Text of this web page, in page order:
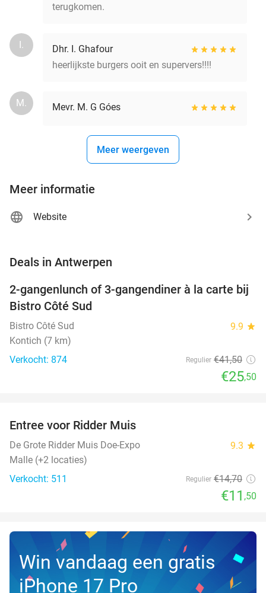
terugkomen.
I.
Dhr. I. Ghafour
heerlijkste burgers ooit en supervers!!!!
M. Mevr. M. G Góes
Meer weergeven
Meer informatie
Website
Deals in Antwerpen
39%
2-gangenlunch of 3-gangendiner à la carte bij
Bistro Côté Sud
Bistro Côté Sud 9.9 star
Kontich (7 km)
Verkocht: 874
Regulier €41,50
€25,50
Entree voor Ridder Muis
De Grote Ridder Muis Doe-Expo 9.3 star
Malle (+2 locaties)
Verkocht: 511
Regulier €14,70
€11 ,50
Win vandaag een gratis
iPhone 17 Pro